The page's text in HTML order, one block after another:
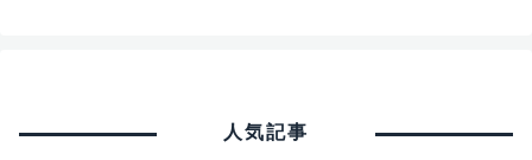
人気記事